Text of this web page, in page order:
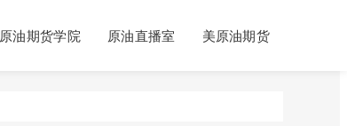
原油期货学院 原油直播室 美原油期货